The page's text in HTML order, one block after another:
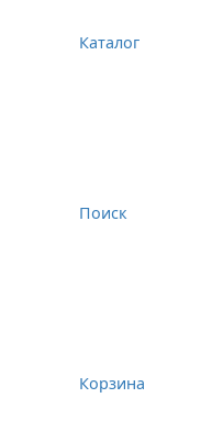
Каталог
Поиск
Корзина